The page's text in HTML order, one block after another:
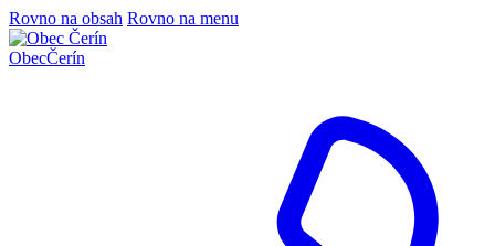
Rovno na obsah Rovno na menu
ObecČerín